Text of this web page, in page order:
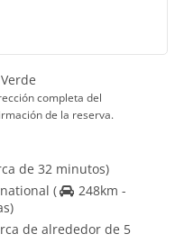
completa del
de la reserva.
de 32 minutos)
(
248km -
de alrededor de 5